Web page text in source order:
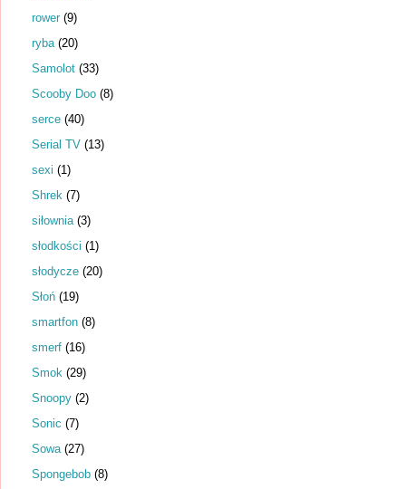
rower (9)
ryba (20)
Samolot (33)
Scooby Doo (8)
serce (40)
Serial TV (13)
sexi (1)
Shrek (7)
siłownia (3)
słodkości (1)
słodycze (20)
Słoń (19)
smartfon (8)
smerf (16)
Smok (29)
Snoopy (2)
Sonic (7)
Sowa (27)
Spongebob (8)